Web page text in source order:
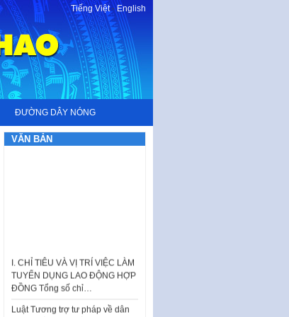
Tiếng Việt-English
ĐƯỜNG DÂY NÓNG
VĂN BẢN
TUYỂN DỤNG LAO ĐỘNG HỢP
ĐỒNG Tổng số chỉ…
sự và Kế hoạch số 187KH-